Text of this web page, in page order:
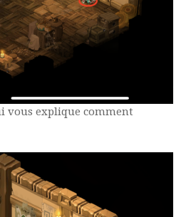
vous explique comment